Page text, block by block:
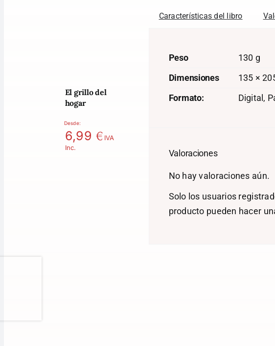
El grillo del
hogar
Desde:
6,99 € IVA
Inc.
Características del libro
Peso
130 g
Dimensiones
135 ×
Formato:
Digital,
Valoraciones
No hay valoraciones aún.
Solo los usuarios
producto pueden hacer